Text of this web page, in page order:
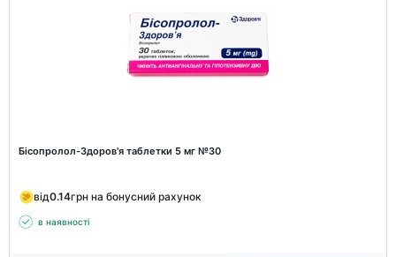
Бісопролол-Здоров'я таблетки 5 мг №30
від0.14грн на бонусний рахунок
в наявності